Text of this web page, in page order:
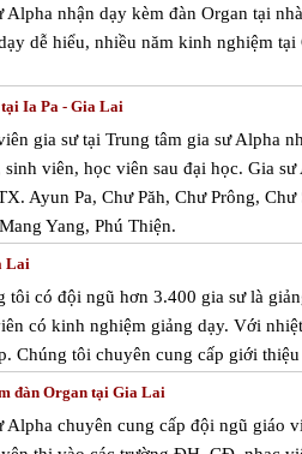
Alpha nhận dạy kèm đàn Organ tại
dễ hiểu, nhiều năm kinh nghiệm tại
Ia Pa - Gia Lai
gia sư tại Trung tâm gia sư Alpha
sinh viên, học viên sau đại học. Gia
Ayun Pa, Chư Păh, Chư Prông,
Yang, Phú Thiện.
Lai
tôi có đội ngũ hơn 3.400 gia sư là
có kinh nghiệm giảng dạy. Với
Chúng tôi chuyên cung cấp giới
đàn Organ tại Gia Lai
Alpha chuyên cung cấp đội ngũ giáo